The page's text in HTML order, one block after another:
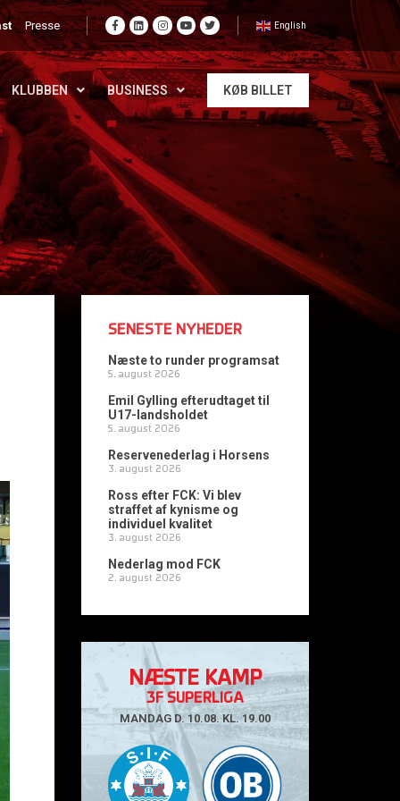
Presse English
KLUBBEN BUSINESS KØB BILLET
SENESTE NYHEDER
Næste to runder programsat
5. august 2026
Emil Gylling efterudtaget til
U17-landsholdet
5. august 2026
Reservenederlag i Horsens
3. august 2026
Ross efter FCK: Vi blev
straffet af kynisme og
individuel kvalitet
3. august 2026
Nederlag mod FCK
2. august 2026
NÆSTE KAMP
3F SUPERLIGA
MANDAG D. 10.08. KL. 19.00